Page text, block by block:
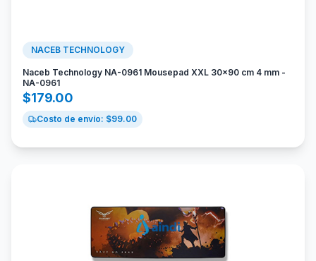
NACEB TECHNOLOGY
Naceb Technology NA-0961 Mousepad XXL 30x90 cm 4 mm -
NA-0961
$179.00
Costo de envío: $99.00